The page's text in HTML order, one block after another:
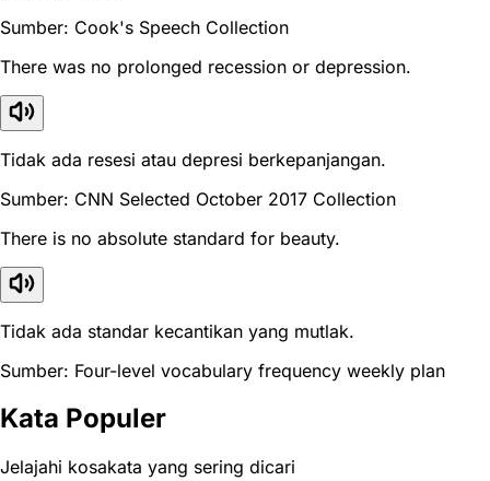
Sumber: Cook's Speech Collection
There was no prolonged recession or depression.
Tidak ada resesi atau depresi berkepanjangan.
Sumber: CNN Selected October 2017 Collection
There is no absolute standard for beauty.
Tidak ada standar kecantikan yang mutlak.
Sumber: Four-level vocabulary frequency weekly plan
Kata Populer
Jelajahi kosakata yang sering dicari